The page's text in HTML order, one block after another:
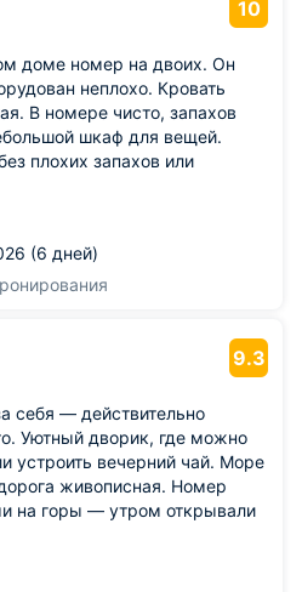
10
доме номер на двоих. Он
неплохо. Кровать
В номере чисто, запахов
шкаф для вещей.
плохих запахов или
создают уникальные
(6 дней)
9.3
себя — действительно
Уютный дворик, где можно
устроить вечерний чай. Море
живописная. Номер
на горы — утром открывали
ненавязчивый, но